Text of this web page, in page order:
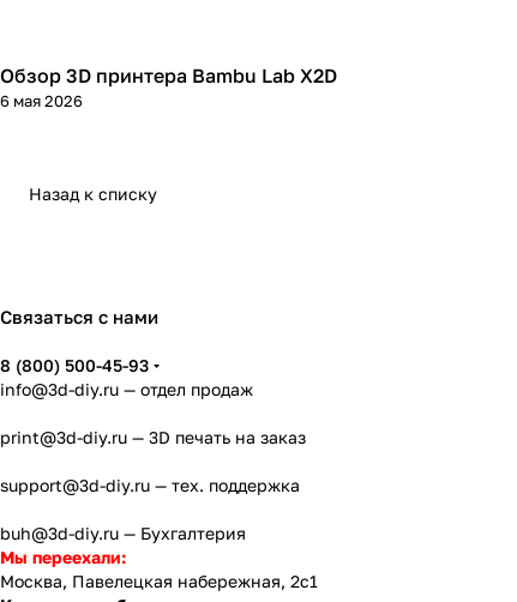
3D принтеры
Обзор 3D принтера Bambu Lab X2D
6 мая 2026
Назад к списку
Связаться с нами
8 (800) 500-45-93
info@3d-diy.ru — отдел продаж
print@3d-diy.ru — 3D печать на заказ
support@3d-diy.ru — тех. поддержка
buh@3d-diy.ru — Бухгалтерия
Мы переехали:
Москва, Павелецкая набережная, 2с1